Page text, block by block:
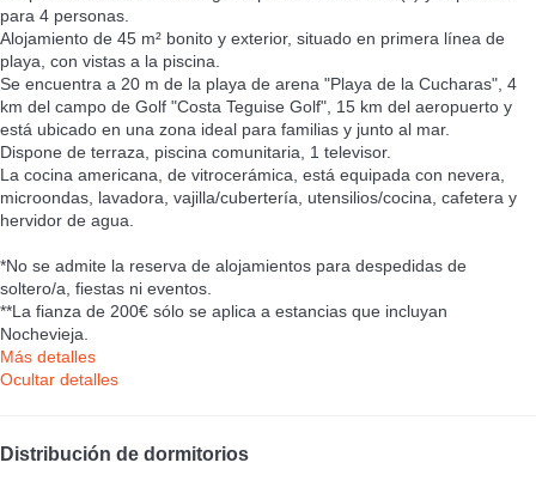
para 4 personas.
Alojamiento de 45 m² bonito y exterior, situado en primera línea de
playa, con vistas a la piscina.
Se encuentra a 20 m de la playa de arena "Playa de la Cucharas", 4
km del campo de Golf "Costa Teguise Golf", 15 km del aeropuerto y
está ubicado en una zona ideal para familias y junto al mar.
Dispone de terraza, piscina comunitaria, 1 televisor.
La cocina americana, de vitrocerámica, está equipada con nevera,
microondas, lavadora, vajilla/cubertería, utensilios/cocina, cafetera y
hervidor de agua.
*No se admite la reserva de alojamientos para despedidas de
soltero/a, fiestas ni eventos.
**La fianza de 200€ sólo se aplica a estancias que incluyan
Nochevieja.
Más detalles
Ocultar detalles
Distribución de dormitorios